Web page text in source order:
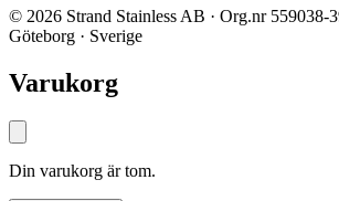
© 2026 Strand Stainless AB · Org.nr 559038-
Göteborg · Sverige
Varukorg
Din varukorg är tom.